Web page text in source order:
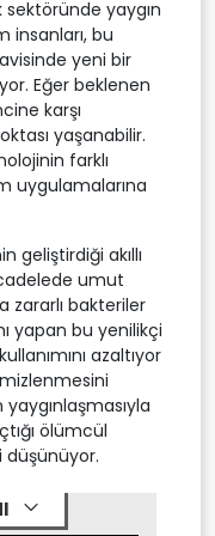
sektöründe yaygın
insanları, bu
yeni bir
Eğer beklenen
karşı
yaşanabilir.
farklı
uygulamalarına
geliştirdiği akıllı
umut
zararlı bakteriler
yapan bu yenilikçi
azaltıyor
ölümcül
düşünüyor.